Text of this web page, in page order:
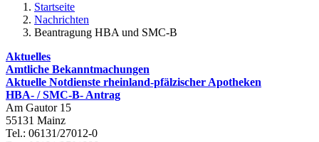
Startseite
Nachrichten
Beantragung HBA und SMC-B
Aktuelles
Amtliche Bekanntmachungen
Aktuelle Notdienste rheinland-pfälzischer Apotheken
HBA- / SMC-B- Antrag
Am Gautor 15
55131 Mainz
Tel.: 06131/27012-0